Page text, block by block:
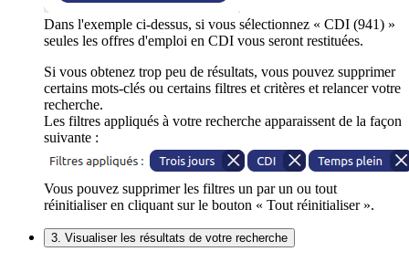
Dans l'exemple ci-dessus, si vous sélectionnez « CDI (941) »
seules les offres d'emploi en CDI vous seront restituées.
Si vous obtenez trop peu de résultats, vous pouvez supprimer
certains mots-clés ou certains filtres et critères et relancer votre
recherche.
Les filtres appliqués à votre recherche apparaissent de la façon
suivante :
Vous pouvez supprimer les filtres un par un ou tout
réinitialiser en cliquant sur le bouton « Tout réinitialiser ».
3. Visualiser les résultats de votre recherche